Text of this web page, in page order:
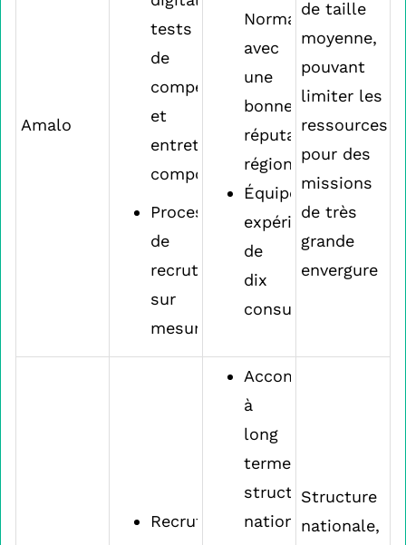
Amalo
tests
de
compétences
et
entretiens
comportementaux
Processus
de
recrutement
sur
mesure
Normandie
avec
une
bonne
réputation
régionale
Équipe
expérimentée
de
dix
consultants
de taille
moyenne,
pouvant
limiter les
ressources
pour des
missions
de très
grande
envergure
Recrutement
Accompagnement
à
long
terme,
structure
nationale
Structure
nationale,